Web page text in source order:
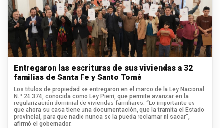
Entregaron las escrituras de sus viviendas a 32
familias de Santa Fe y Santo Tomé
Los títulos de propiedad se entregaron en el marco de la Ley Nacional
N.º 24.374, conocida como Ley Pierri, que permite avanzar en la
regularización dominial de viviendas familiares. “Lo importante es
que ahora su casa tiene una documentación, que la tramita el Estado
provincial, para que nadie nunca se la pueda reclamar ni sacar”,
afirmó el gobernador.